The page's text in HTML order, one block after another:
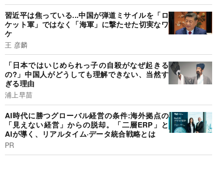
習近平は焦っている...中国が弾道ミサイルを「ロ
ケット軍」ではなく「海軍」に撃たせた切実なワ
ケ
王 彦麟
「日本ではいじめられっ子の自殺がなぜ起きる
の?」中国人がどうしても理解できない、当然す
ぎる理由
浦上早苗
AI時代に勝つグローバル経営の条件:海外拠点の
「見えない経営」からの脱却。「二層ERP」と
AIが導く、リアルタイム·データ統合戦略とは
PR